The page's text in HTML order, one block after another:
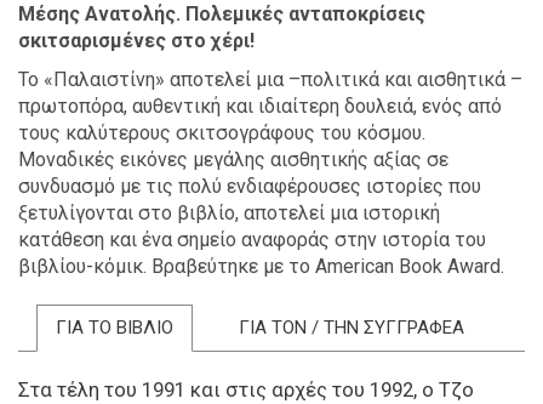
Μέσης Ανατολής. Πολεμικές ανταποκρίσεις
σκιτσαρισμένες στο χέρι!
Το «Παλαιστίνη» αποτελεί μια –πολιτικά και αισθητικά –
πρωτοπόρα, αυθεντική και ιδιαίτερη δουλειά, ενός από
τους καλύτερους σκιτσογράφους του κόσμου.
Μοναδικές εικόνες μεγάλης αισθητικής αξίας σε
συνδυασμό με τις πολύ ενδιαφέρουσες ιστορίες που
ξετυλίγονται στο βιβλίο, αποτελεί μια ιστορική
κατάθεση και ένα σημείο αναφοράς στην ιστορία του
βιβλίου-κόμικ. Βραβεύτηκε με το American Book Award.
ΓΙΑ ΤΟ ΒΙΒΛΙΟ ΓΙΑ ΤΟΝ / ΤΗΝ ΣΥΓΓΡΑΦΕΑ
Στα τέλη του 1991 και στις αρχές του 1992, ο Τζο